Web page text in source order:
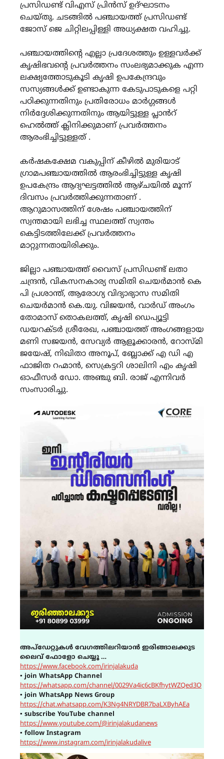
പ്രസിഡണ്ട് വിഎസ് പ്രിൻസ് ഉദ്ഘാടനം
ചെയ്തു. ചടങ്ങിൽ പഞ്ചായത്ത് പ്രസിഡണ്ട്
ജോസ് ജെ ചിറ്റിലപ്പിള്ളി അധ്യക്ഷത വഹിച്ചു.
പഞ്ചായത്തിന്റെ എല്ലാ പ്രദേശത്തും ഉള്ളവർക്ക്
കൃഷിഭവന്റെ പ്രവർത്തനം സംലഭ്യമാക്കുക എന്ന
ലക്ഷ്യത്തോടുകൂടി കൃഷി ഉപകേന്ദ്രവും
സസ്യങ്ങൾക്ക് ഉണ്ടാകുന്ന കേടുപാടുകളെ പറ്റി
പഠിക്കുന്നതിനും പ്രതിരോധം മാർഗ്ഗങ്ങൾ
നിർദ്ദേശിക്കുന്നതിനും ആയിട്ടുള്ള പ്ലാൻറ്
ഹെൽത്ത് ക്ലിനിക്കുമാണ് പ്രവർത്തനം
ആരംഭിച്ചിട്ടുള്ളത് .
കർഷകക്ഷേമ വകുപ്പിന് കീഴിൽ മുരിയാട്
ഗ്രാമപഞ്ചായത്തിൽ ആരംഭിച്ചിട്ടുള്ള കൃഷി
ഉപകേന്ദ്രം ആദ്യഘട്ടത്തിൽ ആഴ്ചയിൽ മൂന്ന്
ദിവസം പ്രവർത്തിക്കുന്നതാണ് .
ആറുമാസത്തിന് ശേഷം പഞ്ചായത്തിന്
സ്വന്തമായി ലഭിച്ച സ്ഥലത്ത് സ്വന്തം
കെട്ടിടത്തിലേക്ക് പ്രവർത്തനം
മാറ്റുന്നതായിരിക്കും.
ജില്ലാ പഞ്ചായത്ത് വൈസ് പ്രസിഡണ്ട് ലതാ
ചന്ദ്രൻ, വികസനകാര്യ സമിതി ചെയർമാൻ കെ
പി പ്രശാന്ത്, ആരോഗ്യ വിദ്യാഭ്യാസ സമിതി
ചെയർമാൻ കെ.യു. വിജയൻ, വാർഡ് അംഗം
തോമാസ് തൊകലത്ത്, കൃഷി ഡെപ്യൂട്ടി
ഡയറക്ടർ ശ്രീരേഖ, പഞ്ചായത്ത് അംഗങ്ങളായ
മണി സജയൻ, സേവ്യർ ആളൂക്കാരൻ, റോസ്മി
ജയേഷ്, നിഖിതാ അനൂപ്, ബ്ലോക്ക് എ ഡി എ
ഫാജിത റഹ്മാൻ, സെക്രട്ടറി ശാലിനി എം കൃഷി
ഓഫീസർ ഡോ. അഞ്ചു ബി. രാജ് എന്നിവർ
സംസാരിച്ചു.
അപ്ഡേറ്റുകൾ വേഗത്തിലറിയാൻ ഇരിങ്ങാലക്കുട
ലൈവ് ഫോളോ ചെയ്യൂ …
https://www.facebook.com/irinjalakuda
▪ join WhatsApp Channel
https://whatsapp.com/channel/0029Va4ic6cBKfhytWZQed3O
▪ join WhatsApp News Group
https://chat.whatsapp.com/K3Ng4NRYDBR7baLXByhAEa
▪ subscribe YouTube channel
https://www.youtube.com/@irinjalakudanews
▪ follow Instagram
https://www.instagram.com/irinjalakudalive